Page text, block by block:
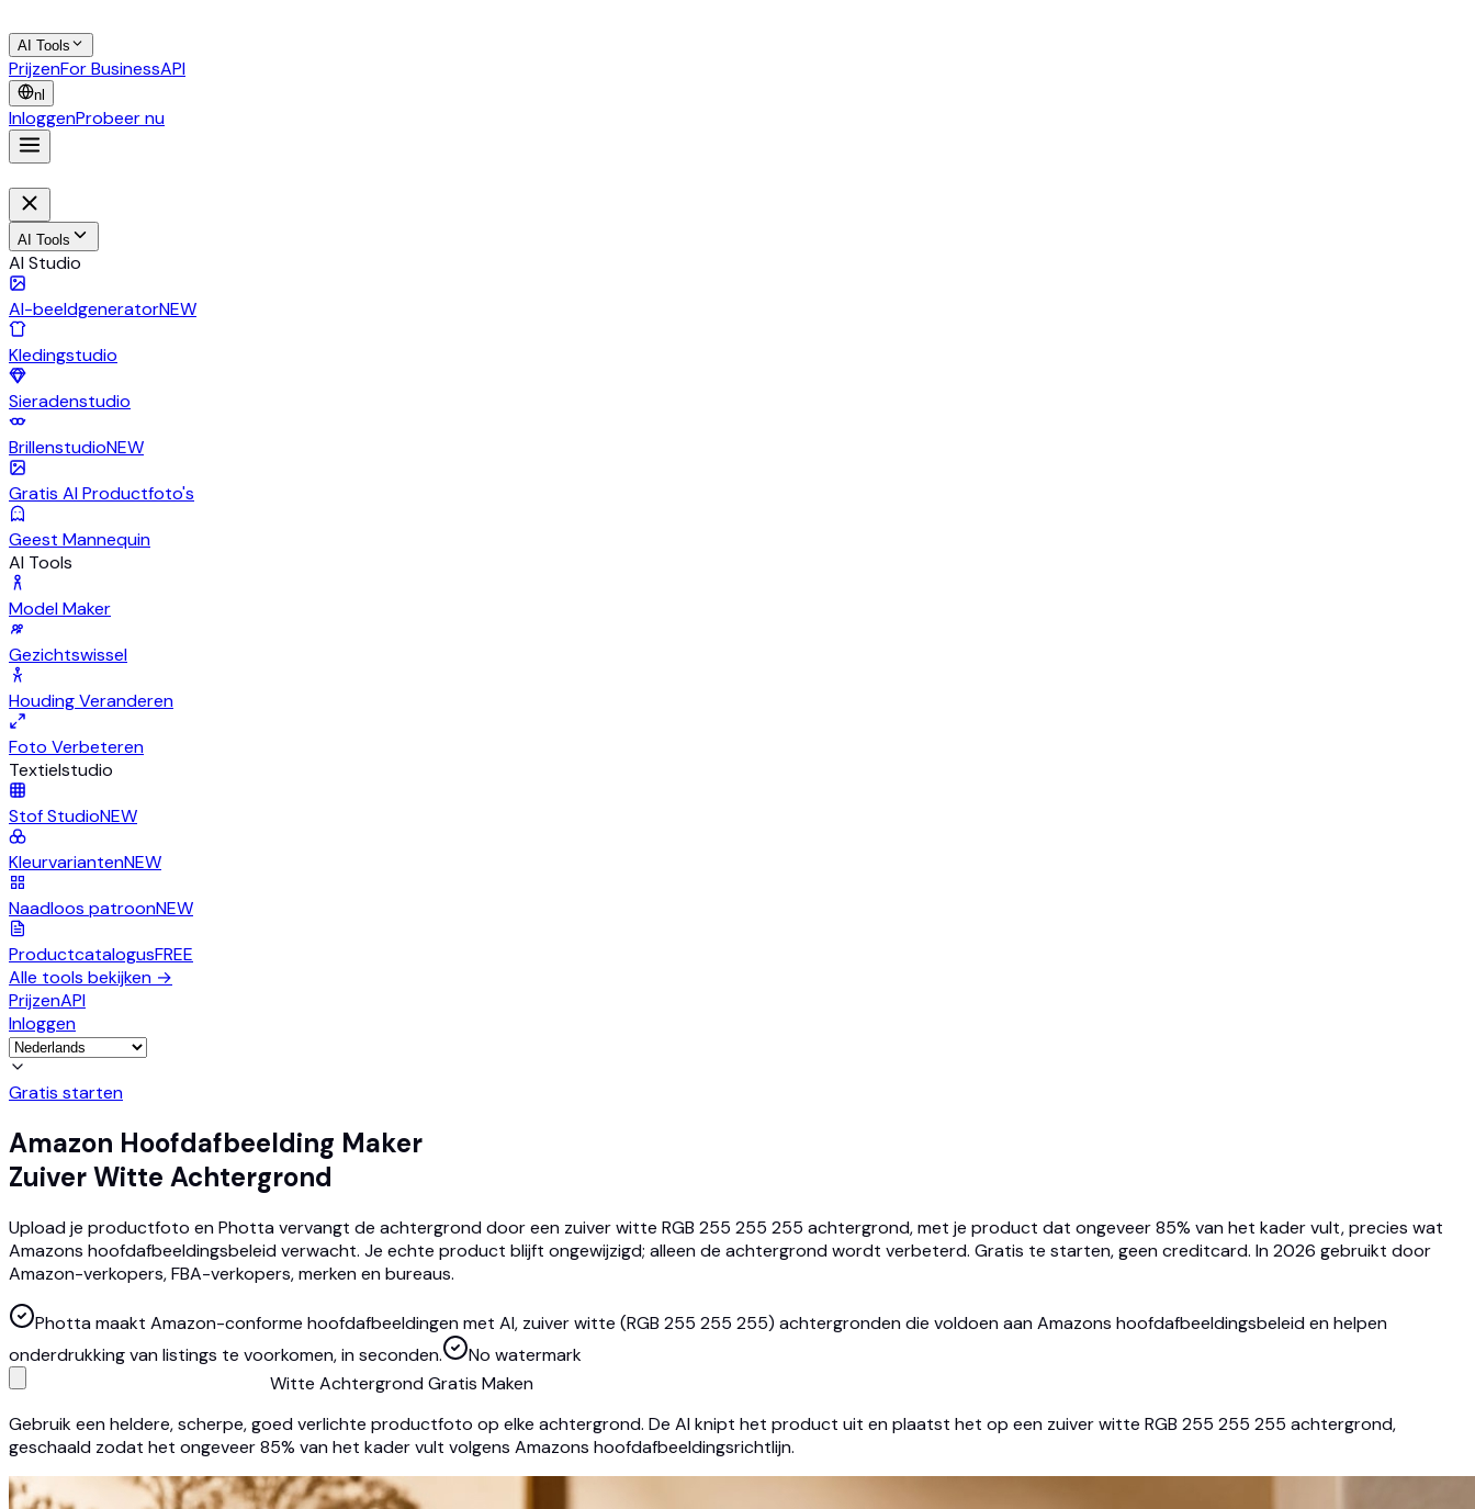
AI Tools
PrijzenFor BusinessAPI
nl
InloggenProbeer nu
AI Tools
AI Studio
AI-beeldgeneratorNEW
Kledingstudio
Sieradenstudio
BrillenstudioNEW
Gratis AI Productfoto's
Geest Mannequin
AI Tools
Model Maker
Gezichtswissel
Houding Veranderen
Foto Verbeteren
Textielstudio
Stof StudioNEW
KleurvariantenNEW
Naadloos patroonNEW
ProductcatalogusFREE
Alle tools bekijken →
PrijzenAPI
Inloggen
Gratis starten
Amazon Hoofdafbeelding Maker
Zuiver Witte Achtergrond
Upload je productfoto en Photta vervangt de achtergrond door een zuiver witte RGB 255 255 255 achtergrond, met je product dat ongeveer 85% van het kader vult, precies wat
Amazons hoofdafbeeldingsbeleid verwacht. Je echte product blijft ongewijzigd; alleen de achtergrond wordt verbeterd. Gratis te starten, geen creditcard. In 2026 gebruikt door
Amazon-verkopers, FBA-verkopers, merken en bureaus.
Photta maakt Amazon-conforme hoofdafbeeldingen met AI, zuiver witte (RGB 255 255 255) achtergronden die voldoen aan Amazons hoofdafbeeldingsbeleid en helpen
onderdrukking van listings te voorkomen, in seconden.
No watermark
Witte Achtergrond Gratis Maken
Gebruik een heldere, scherpe, goed verlichte productfoto op elke achtergrond. De AI knipt het product uit en plaatst het op een zuiver witte RGB 255 255 255 achtergrond,
geschaald zodat het ongeveer 85% van het kader vult volgens Amazons hoofdafbeeldingsrichtlijn.